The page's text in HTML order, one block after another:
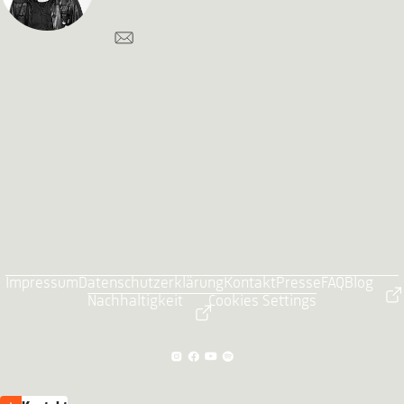
ImpressumDatenschutzerklärungKontaktPresse FAQBlog
Nachhaltigkeit
Cookies Settings